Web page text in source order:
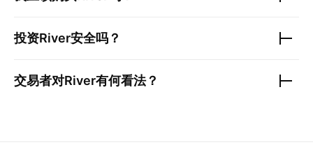
投资River安全吗？
交易者对River有何看法？